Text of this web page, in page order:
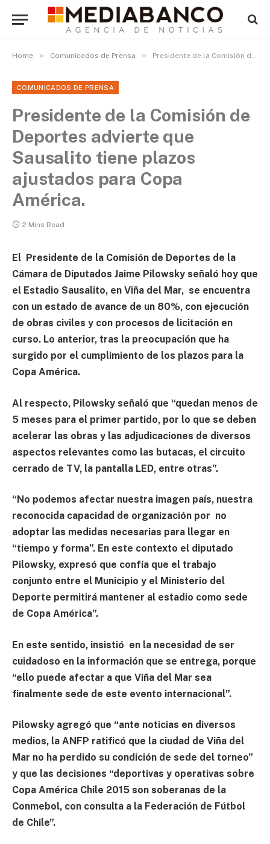
Home » Comunicados de Prensa » Presidente de la Comisión de Deportes advierte que Sausalito tiene plazos ajustados para Copa América.
COMUNICADOS DE PRENSA
Presidente de la Comisión de
Deportes advierte que
Sausalito tiene plazos
ajustados para Copa
América.
2 Mins Read
El Presidente de la Comisión de Deportes de la
Cámara de Diputados Jaime Pilowsky señaló hoy que
el Estadio Sausalito, en Viña del Mar, se encuentra
con un estado de avance de un 80%, con ejecución
de obras civiles y con procesos de licitación en
curso. Lo anterior, tras la preocupación que ha
surgido por el cumplimiento de los plazos para la
Copa América.
Al respecto, Pilowsky señaló que “quedan menos de
5 meses para el primer partido, por lo que se deben
acelerar las obras y las adjudicaciones de diversos
aspectos relevantes como las butacas, el circuito
cerrado de TV, la pantalla LED, entre otras”.
“No podemos afectar nuestra imagen país, nuestra
reconocida capacidad de organización por no
adoptar las medidas necesarias para llegar en
“tiempo y forma”. En este contexto el diputado
Pilowsky, expresó que confía que el trabajo
conjunto entre el Municipio y el Ministerio del
Deporte permitirá mantener al estadio como sede
de Copa América”.
En este sentido, insistió en la necesidad de ser
cuidadoso en la información que se entrega, porque
“ello puede afectar a que Viña del Mar sea
finalmente sede de este evento internacional”.
Pilowsky agregó que “ante noticias en diversos
medios, la ANFP ratificó que la ciudad de Viña del
Mar no ha perdido su condición de sede del torneo”
y que las decisiones “deportivas y operativas sobre
Copa América Chile 2015 son soberanas de la
Conmebol, con consulta a la Federación de Fútbol
de Chile”.